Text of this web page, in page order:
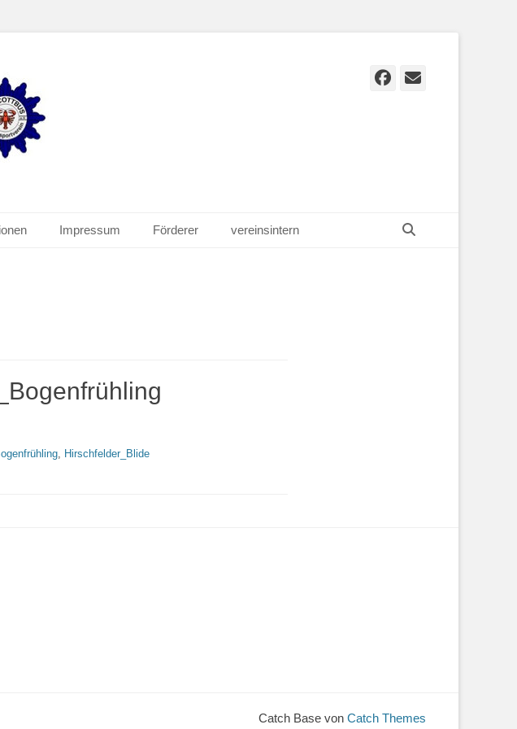
Facebook
E-
Impressum Förderer vereinsintern
, Hirschfelder_Blide
Catch Base von Catch Themes